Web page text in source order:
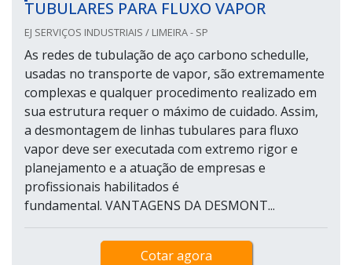
TUBULARES PARA FLUXO VAPOR
EJ SERVIÇOS INDUSTRIAIS / LIMEIRA - SP
As redes de tubulação de aço carbono schedulle,
usadas no transporte de vapor, são extremamente
complexas e qualquer procedimento realizado em
sua estrutura requer o máximo de cuidado. Assim,
a desmontagem de linhas tubulares para fluxo
vapor deve ser executada com extremo rigor e
planejamento e a atuação de empresas e
profissionais habilitados é
fundamental. VANTAGENS DA DESMONT...
Cotar agora